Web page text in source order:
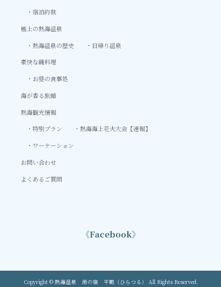
宿泊約款
極上の熱海温泉
熱海温泉の歴史
日帰り温泉
豪快な磯料理
お昼の食事処
海が香る旅館
熱海観光情報
特別プラン
熱海海上花火大会【速報】
ワーケーション
お問い合わせ
よくあるご質問
《Facebook》
Copyright © 熱海温泉 湯の宿 平鶴（ひらつる） All Rights Reserved.